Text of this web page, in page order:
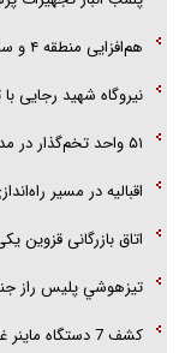
هم‌افزایی منطقه ۴ و سازمان پارک‌ها برای توسعه فضای سبز و ارتقای خدمات
نیروگاه شهید رجایی
۵۱ واحد تخم‌گذار در مدار تولید
اقبالیه در مسیر
اتاق بازرگانی قزوین
تيزهوشي پليس راز
کشف 7 دستگاه ماينر غيرمجاز از ويلاي شخصی